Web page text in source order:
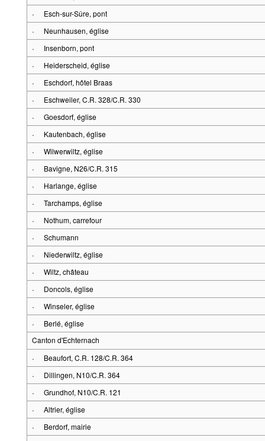
· Esch-sur-Sûre, pont
· Neunhausen, église
· Insenborn, pont
· Heiderscheid, église
· Eschdorf, hôtel Braas
· Eschweiler, C.R. 328/C.R. 330
· Goesdorf, église
· Kautenbach, église
· Wilwerwiltz, église
· Bavigne, N26/C.R. 315
· Harlange, église
· Tarchamps, église
· Nothum, carrefour
· Schumann
· Niederwiltz, église
· Wiltz, château
· Doncols, église
· Winseler, église
·
Berlé, église
Canton d'Echternach
· Beaufort, C.R. 128/C.R. 364
· Dillingen, N10/C.R. 364
· Grundhof, N10/C.R. 121
· Altrier, église
· Berdorf, mairie